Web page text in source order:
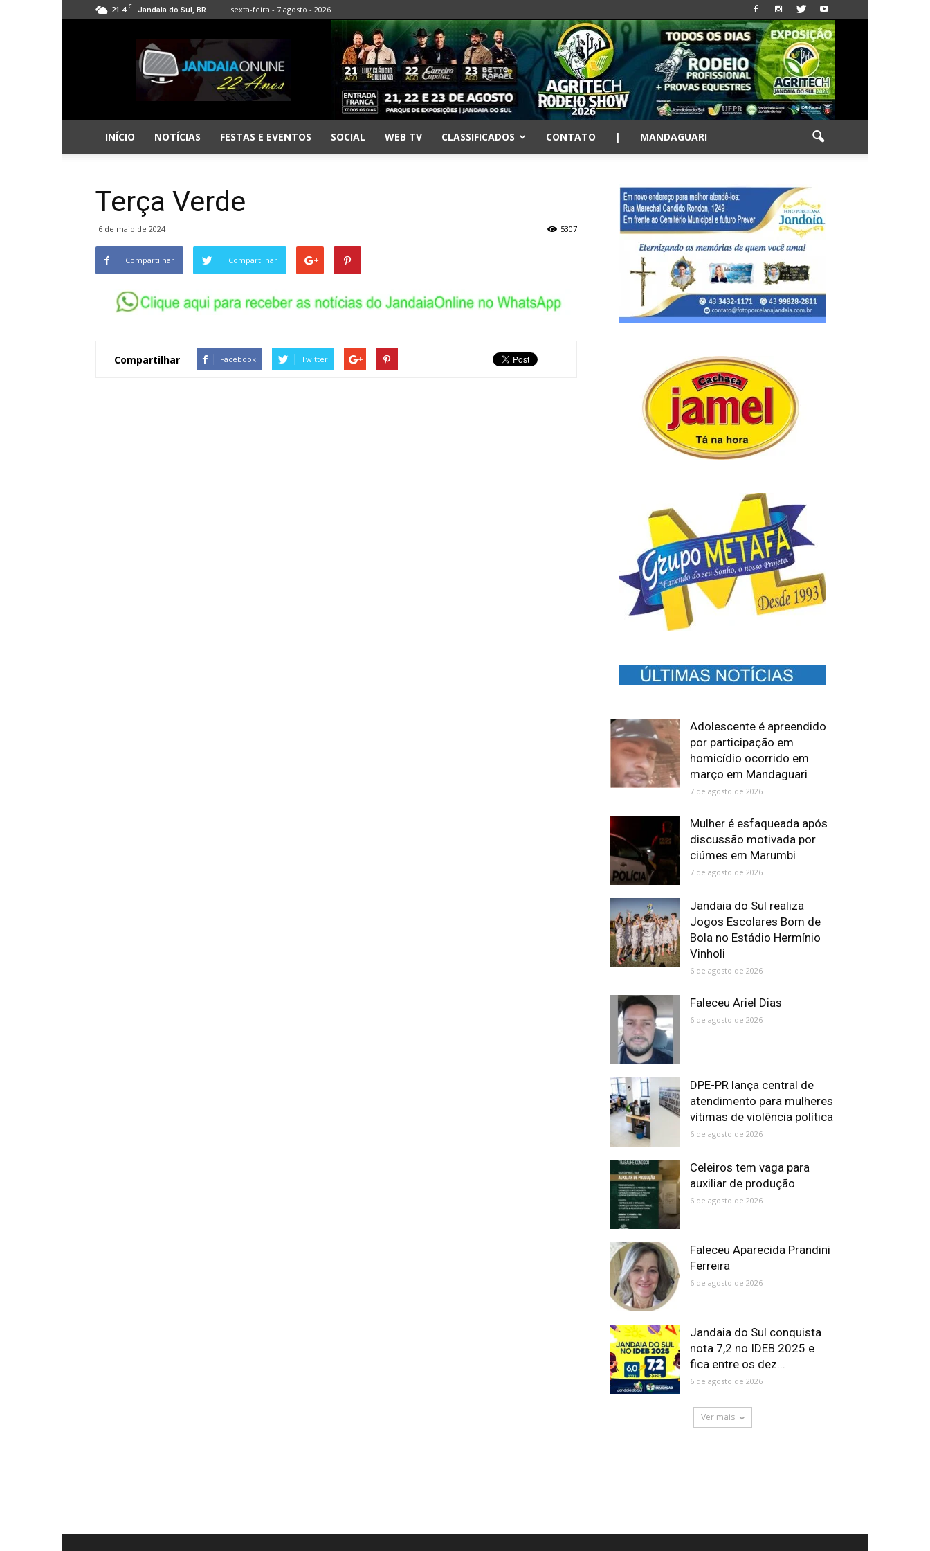
21.4 C Jandaia do Sul, BR sexta-feira - 7 agosto - 2026
Jandaia
Online
INÍCIO NOTÍCIAS FESTAS E EVENTOS SOCIAL WEB TV CLASSIFICADOS CONTATO | MANDAGUARI
Terça Verde
6 de maio de 2024 5307
Compartilhar Compartilhar
Compartilhar Facebook Twitter
Adolescente é apreendido
por participação em
homicídio ocorrido em
março em Mandaguari
7 de agosto de 2026
Mulher é esfaqueada após
discussão motivada por
ciúmes em Marumbi
7 de agosto de 2026
Jandaia do Sul realiza
Jogos Escolares Bom de
Bola no Estádio Hermínio
Vinholi
6 de agosto de 2026
Faleceu Ariel Dias
6 de agosto de 2026
DPE-PR lança central de
atendimento para mulheres
vítimas de violência política
6 de agosto de 2026
Celeiros tem vaga para
auxiliar de produção
6 de agosto de 2026
Faleceu Aparecida Prandini
Ferreira
6 de agosto de 2026
Jandaia do Sul conquista
nota 7,2 no IDEB 2025 e
fica entre os dez...
6 de agosto de 2026
Ver mais